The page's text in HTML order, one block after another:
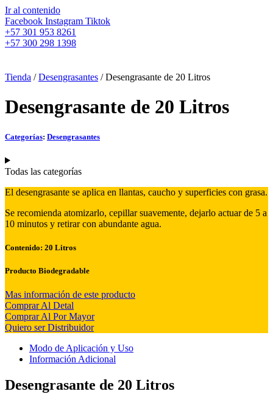
Ir al contenido
Facebook Instagram Tiktok
+57 301 953 8261
+57 300 298 1398
Tienda /Desengrasantes / Desengrasante de 20 Litros
Desengrasante de 20 Litros
Categorías: Desengrasantes
Todas las categorías
El desengrasante se aplica en llantas, caucho y superficies con grasa.
Se recomienda atomizarlo, cepillar suavemente, dejarlo actuar de 5 a
10 minutos y retirar con abundante agua.
Contenido: 20 Litros
Producto Biodegradable
Mas información de este producto
Comprar Al Detal
Comprar Al Por Mayor
Quiero ser Distribuidor
Modo de Aplicación y Uso
Información Adicional
Desengrasante de 20 Litros